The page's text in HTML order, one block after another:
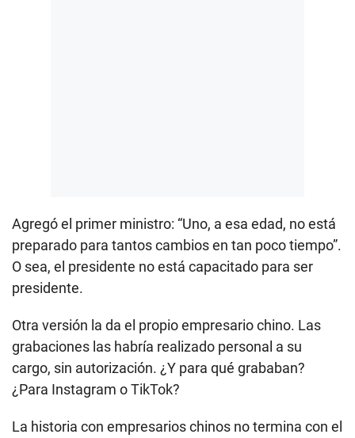
Agregó el primer ministro: “Uno, a esa edad, no está
preparado para tantos cambios en tan poco tiempo”.
O sea, el presidente no está capacitado para ser
presidente.
Otra versión la da el propio empresario chino. Las
grabaciones las habría realizado personal a su
cargo, sin autorización. ¿Y para qué grababan?
¿Para Instagram o TikTok?
La historia con empresarios chinos no termina con el